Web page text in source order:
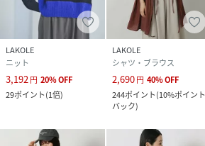
LAKOLE
ニット
3,192円 20%OFF
29ポイント(1倍)
LAKOLE
シャツ・ブラウス
2,690円 40%OFF
244ポイント(10%ポイント
バック)